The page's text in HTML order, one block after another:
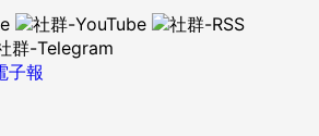
子報